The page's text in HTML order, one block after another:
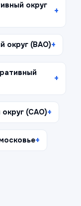
округ
округ (ВАО)
(САО)